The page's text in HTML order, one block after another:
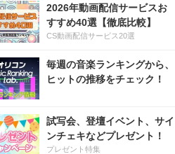
2026年動画配信サービスお
すすめ40選【徹底比較】
CS動画配信サービス20選
毎週の音楽ランキングから、
ヒットの推移をチェック！
試写会、登壇イベント、サイ
ンチェキなどプレゼント！
プレゼント特集